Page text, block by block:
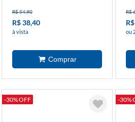
R$ 54,90
R$ 38,40
à vista
R$
ou
-30% OFF -30%